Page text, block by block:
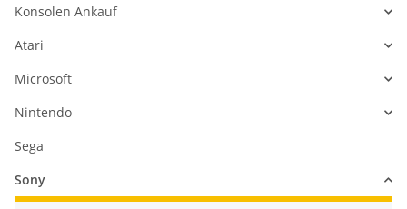
Konsolen Ankauf
Atari
Microsoft
Nintendo
Sega
Sony